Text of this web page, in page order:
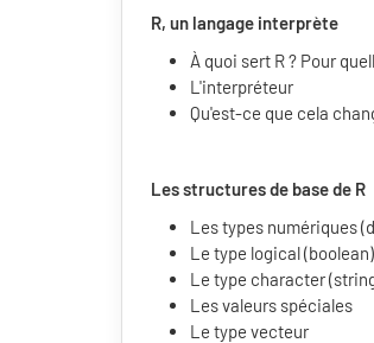
R, un langage interprète
À quoi sert R ? Pour
L'interpréteur
Qu'est-ce que cela
Les structures de base de R
Les types numériques
Le type logical (boolean)
Le type character
Les valeurs spéciales
Le type vecteur